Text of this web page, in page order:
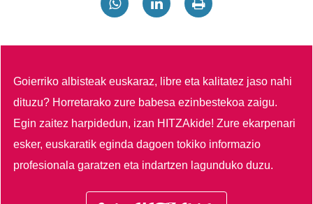
Goierriko albisteak euskaraz, libre eta kalitatez jaso nahi
dituzu? Horretarako zure babesa ezinbestekoa zaigu.
Egin zaitez harpidedun, izan HITZAkide!Zure ekarpenari
esker, euskaratik eginda dagoen tokiko informazio
profesionala garatzen eta indartzen lagunduko duzu.